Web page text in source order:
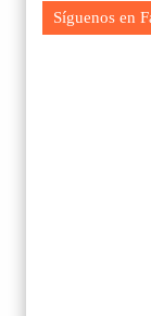
Síguenos en